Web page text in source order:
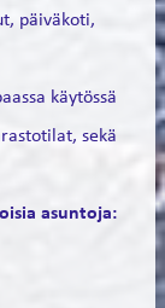
päiväkoti,
käytössä
sekä
asuntoja: